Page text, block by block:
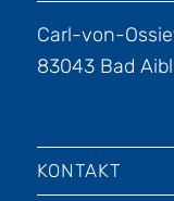
Carl-von-
83043 Bad
KONTAKT